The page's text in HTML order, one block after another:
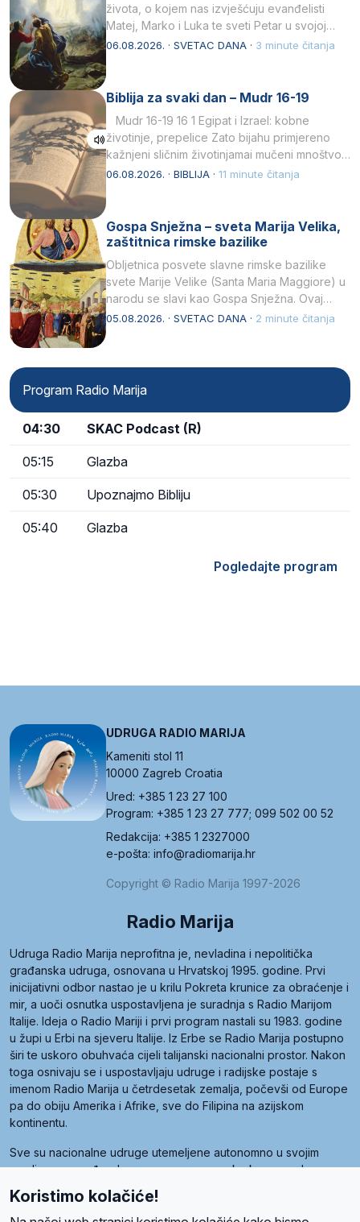
života, o kojem nas izvješćuju evanđelisti
Matej, Marko i Luka te sveti Petar u svojoj
drugoj…
06.08.2026. · SVETAC DANA · 3 minute čitanja
Biblija za svaki dan – Mudr 16-19
Mudr 16-19 16 1 Egipat i Izrael: kobne
životinje, prepelice Zato bijahu primjereno
kažnjeni sličnim životinjamai mučeni mnoštvom
kukaca.2 A narod…
06.08.2026. · BIBLIJA · 11 minute čitanja
Gospa Snježna – sveta Marija Velika,
zaštitnica rimske bazilike
Obljetnica posvete slavne rimske bazilike
svete Marije Velike (Santa Maria Maggiore) u
narodu se slavi kao Gospa Snježna. Ovaj
naziv, Sancta Maria…
05.08.2026. · SVETAC DANA · 2 minute čitanja
Program Radio Marija
04:30 SKAC Podcast (R)
05:15 Glazba
05:30 Upoznajmo Bibliju
05:40 Glazba
Pogledajte program
UDRUGA RADIO MARIJA
Kameniti stol 11
10000 Zagreb Croatia
Ured: +385 1 23 27 100
Program: +385 1 23 27 777; 099 502 00 52
Redakcija: +385 1 2327000
e-pošta: info@radiomarija.hr
Copyright © Radio Marija 1997-2026
Radio Marija
Udruga Radio Marija neprofitna je, nevladina i nepolitička
građanska udruga, osnovana u Hrvatskoj 1995. godine. Prvi
inicijativni odbor nastao je u krilu Pokreta krunice za obraćenje i
mir, a uoči osnutka uspostavljena je suradnja s Radio Marijom
Italije. Ideja o Radio Mariji i prvi program nastali su 1983. godine
u župi u Erbi na sjeveru Italije. Iz Erbe se Radio Marija postupno
širi te uskoro obuhvaća cijeli talijanski nacionalni prostor. Nakon
toga osnivaju se i uspostavljaju udruge i radijske postaje s
imenom Radio Marija u četrdesetak zemalja, počevši od Europe
pa do obiju Amerika i Afrike, sve do Filipina na azijskom
kontinentu.
Sve su nacionalne udruge utemeljene autonomno u svojim
zemljama, a međusobna su povezane preko krovne udruge
pod nazivom Svjetska obitelj Radio Marije (World Family of
Radio Maria). Svjetsku obitelj utemeljilo je sedam članica, među
Koristimo kolačiće!